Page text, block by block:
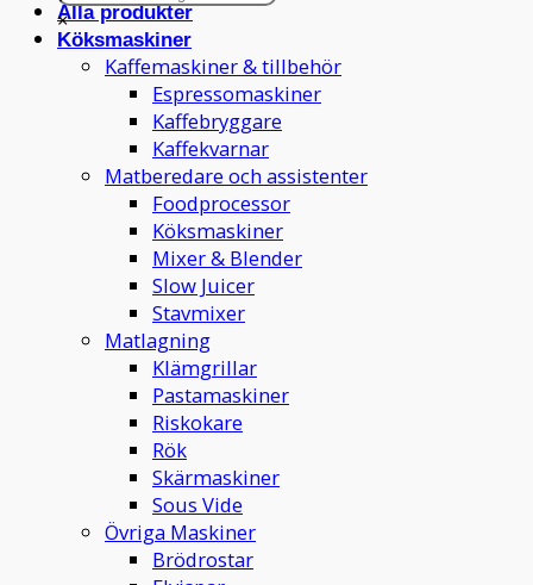
×
Alla produkter
Köksmaskiner
Kaffemaskiner & tillbehör
Espressomaskiner
Kaffebryggare
Kaffekvarnar
Matberedare och assistenter
Foodprocessor
Köksmaskiner
Mixer & Blender
Slow Juicer
Stavmixer
Matlagning
Klämgrillar
Pastamaskiner
Riskokare
Rök
Skärmaskiner
Sous Vide
Övriga Maskiner
Brödrostar